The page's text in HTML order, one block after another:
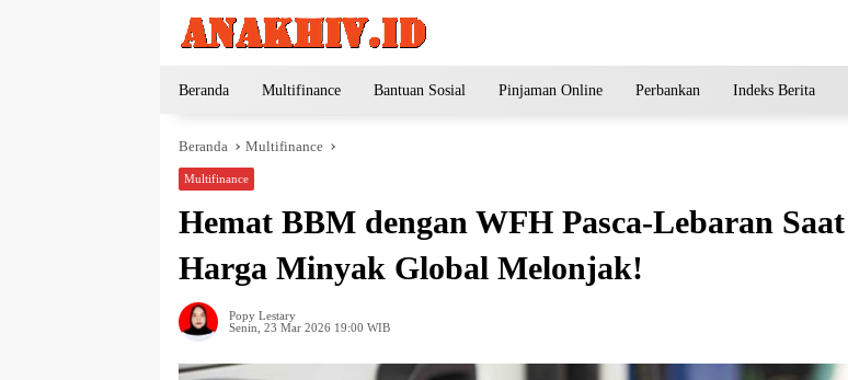
Beranda Multifinance Bantuan Sosial Pinjaman Online Perbankan Indeks Berita
Beranda Multifinance
Multifinance
Hemat BBM dengan WFH Pasca-Lebaran Saat
Harga Minyak Global Melonjak!
Popy Lestary
Senin, 23 Mar 2026 19:00 WIB